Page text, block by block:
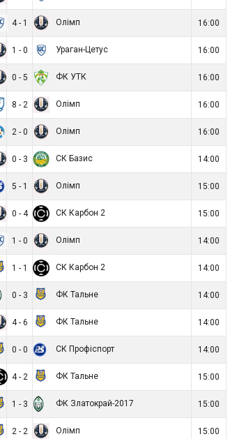
4 - 1 Олімп 16:00
1 - 0 Ураган-Цетус 16:00
0 - 5 ФК УТК 16:00
8 - 2 Олімп 16:00
2 - 0 Олімп 16:00
0 - 3 СК Базис 14:00
5 - 1 Олімп 15:00
0 - 4 СК Карбон 2 15:00
1 - 0 Олімп 14:00
1 - 1 СК Карбон 2 14:00
0 - 3 ФК Тальне 14:00
4 - 6 ФК Тальне 14:00
0 - 0 СК Профіспорт 14:00
4 - 2 ФК Тальне 15:00
1 - 3 ФК Златокрай-2017 15:00
2 - 2 Олімп 15:00